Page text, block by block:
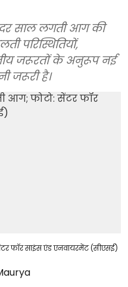
दर साल लगती आग की
परिस्थितियों,
जरूरतों के अनुरूप नई
जरूरी है।
फॉर साइंस एंड एनवायरमेंट (सीएसई)